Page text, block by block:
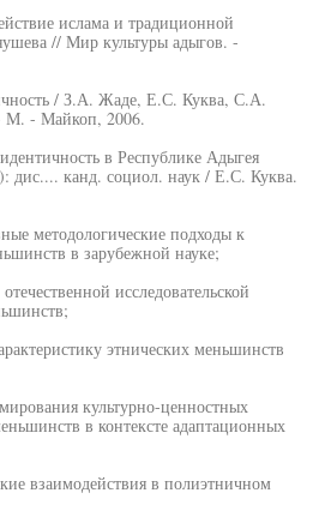
ислама и традиционной
// Мир культуры адыгов. -
/ З.А. Жаде, Е.С. Куква, С.А.
- Майкоп, 2006.
в Республике Адыгея
дис.... канд. социол. наук / Е.С. Куква.
методологические подходы к
в зарубежной науке;
исследовательской
этнических меньшинств
культурно-ценностных
в контексте адаптационных
взаимодействия в полиэтничном